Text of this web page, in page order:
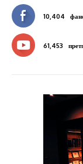
10,404
61,453